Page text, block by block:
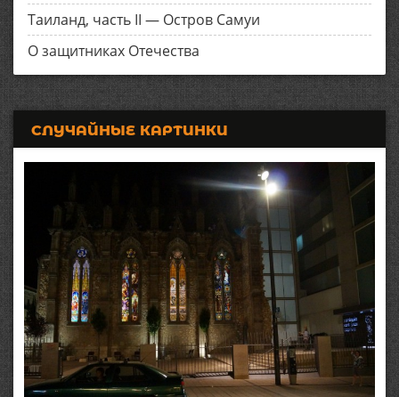
Таиланд, часть II — Остров Самуи
О защитниках Отечества
СЛУЧАЙНЫЕ КАРТИНКИ